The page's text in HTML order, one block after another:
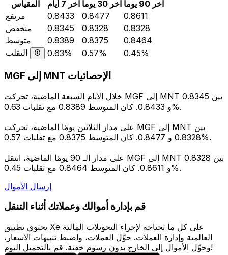
المقياس آخر 7 أيام آخر 30 يوماً
آخر 90 يوماً
مرتفع
0.8433 0.8477
0.8611
منخفض
0.8345 0.8328
0.8328
متوسط
0.8389 0.8375
0.8464
التقلب
0.63% 0.57% 0.45%
MGF إلى MNT الإحصائيات
خلال الأيام السبعة الماضية، تحركت MGF إلى MNT بين 0.8345
و 0.8433. كان المتوسط 0.8389 مع تقلبات 0.63%.
على مدار الثلاثين يومًا الماضية، تحركت MGF إلى MNT بين
0.8328 و 0.8477. كان المتوسط 0.8375 مع تقلبات 0.57%.
على مدار الـ 90 يومًا الماضية، انتقل MGF إلى MNT بين 0.8328
و 0.8611. كان المتوسط 0.8464 مع تقلبات 0.45%.
إرسال الأموال
قم بإدارة أموالك وعملاتك أثناء التنقل
يحتوي تطبيق Xe على كل ما تحتاجه لإجراء التحويلات المالية
العالمية وإدارة العملات. حوِّل العملات، واضبط تنبيهات الأسعار،
وحوِّل الأموال إلى الخارج بدون رسوم خفية. قم بالتحميل اليوم!